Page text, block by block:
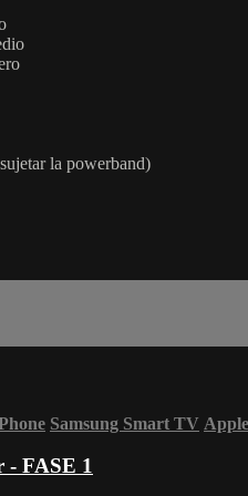
la powerband)
Samsung Smart TV
- FASE 1